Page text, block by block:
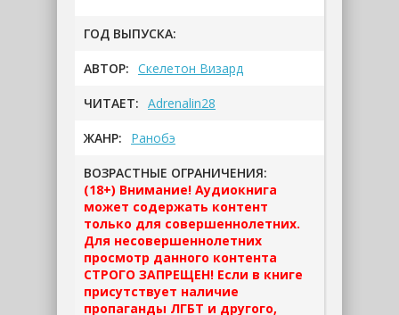
ГОД ВЫПУСКА:
АВТОР: Скелетон Визард
ЧИТАЕТ: Adrenalin28
ЖАНР: Ранобэ
ВОЗРАСТНЫЕ ОГРАНИЧЕНИЯ:
(18+) Внимание! Аудиокнига
может содержать контент
только для совершеннолетних.
Для несовершеннолетних
просмотр данного контента
СТРОГО ЗАПРЕЩЕН! Если в книге
присутствует наличие
пропаганды ЛГБТ и другого,